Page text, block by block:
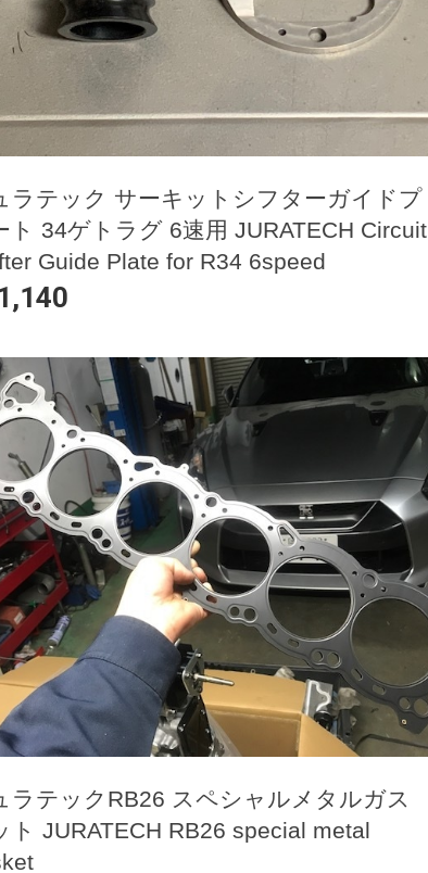
ラテック サーキットシフターガイドプ
ト 34ゲトラグ 6速用 JURATECH Circuit
Guide Plate for R34 6speed
ラテックRB26 スペシャルメタルガス
ト JURATECH RB26 special metal